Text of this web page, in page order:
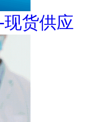
货供应